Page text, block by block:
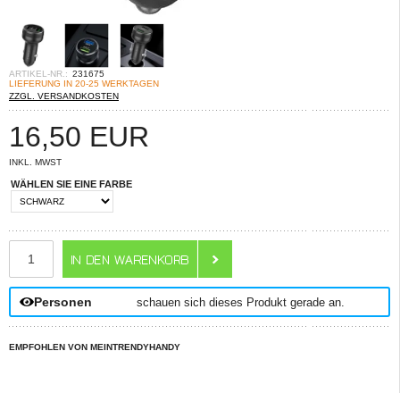
ARTIKEL-NR.: 231675
LIEFERUNG IN 20-25 WERKTAGEN
ZZGL. VERSANDKOSTEN
16,50 EUR
INKL. MWST
WÄHLEN SIE EINE FARBE
Personen schauen sich dieses Produkt gerade an.
EMPFOHLEN VON MEINTRENDYHANDY